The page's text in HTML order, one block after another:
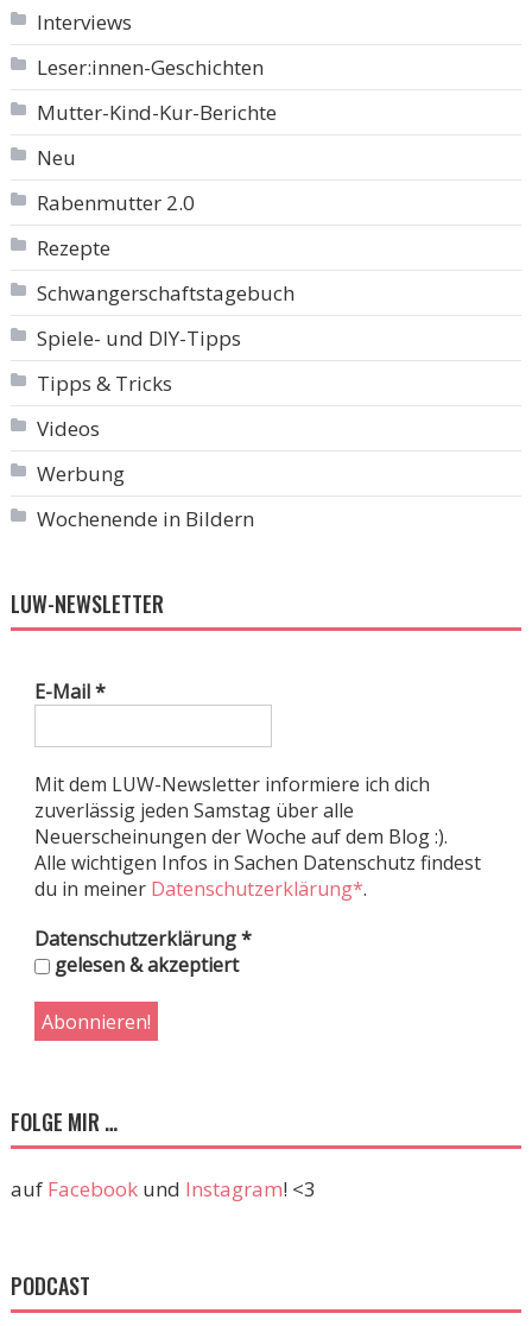
Interviews
Leser:innen-Geschichten
Mutter-Kind-Kur-Berichte
Neu
Rabenmutter 2.0
Rezepte
Schwangerschaftstagebuch
Spiele- und DIY-Tipps
Tipps & Tricks
Videos
Werbung
Wochenende in Bildern
LUW-NEWSLETTER
E-Mail*
Mit dem LUW-Newsletter informiere ich dich
zuverlässig jeden Samstag über alle
Neuerscheinungen der Woche auf dem Blog :).
Alle wichtigen Infos in Sachen Datenschutz findest
du in meiner Datenschutzerklärung*.
Datenschutzerklärung*
gelesen & akzeptiert
FOLGE MIR …
auf Facebookund Instagram! <3
PODCAST